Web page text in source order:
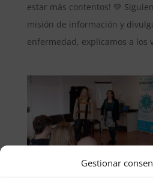
Gestionar
estar más contentos! 💚
misión de información y
enfermedad, explicamos a los